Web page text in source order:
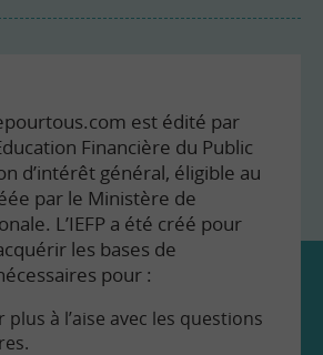
est édité par
Financière du Public
d’intérêt général, éligible au
par le Ministère de
L’IEFP a été créé pour
les bases de
pour :
plus à l’aise avec les questions